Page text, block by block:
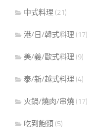
中式料理 (21)
港/日/韓式料理 (17)
美/義/歐式料理 (9)
泰/新/越式料理 (4)
火鍋/燒肉/串燒 (17)
吃到飽類 (5)